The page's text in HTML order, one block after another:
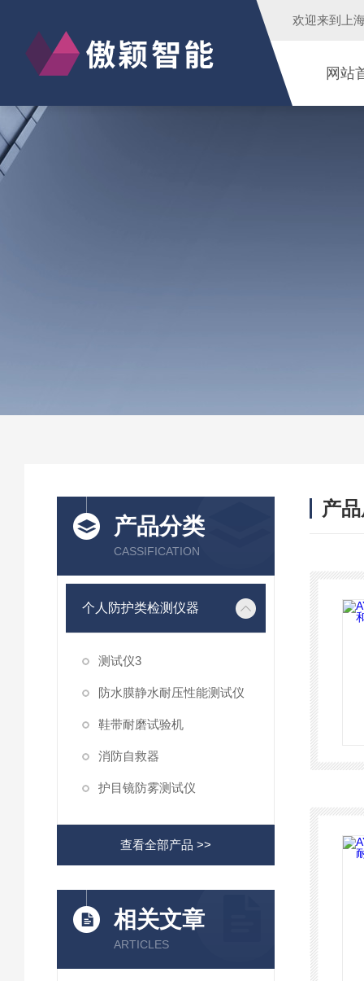
欢迎来到 上
网站
产品分类
CASSIFICATION
个人防护类检测仪器
测试仪3
防水膜静水耐压性能测试仪
鞋带耐磨试验机
消防自救器
护目镜防雾测试仪
查看全部产品 >>
相关文章
ARTICLES
产